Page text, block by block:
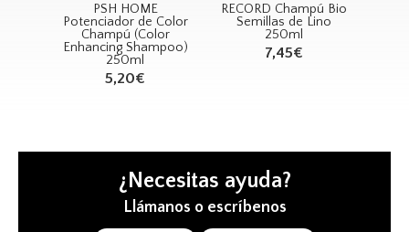
PSH HOME
Potenciador de Color
Champú (Color
Enhancing Shampoo)
250ml
5,20€
RECORD Champú Bio
Semillas de Lino
250ml
7,45€
¿Necesitas ayuda?
Llámanos o escríbenos